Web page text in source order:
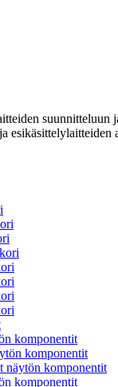
suunnitteluun
esikäsittelylaitteiden
komponentit
komponentit
näytön komponentit
komponentit